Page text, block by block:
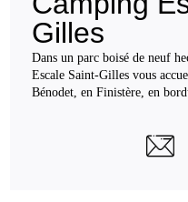
Gilles
Dans un parc boisé de neuf
Escale Saint-Gilles vous
Bénodet, en Finistère, en